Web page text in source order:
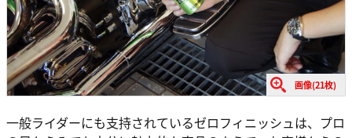
画像(21枚)
一般ライダーにも支持されているゼロフィニッシュは、プロ